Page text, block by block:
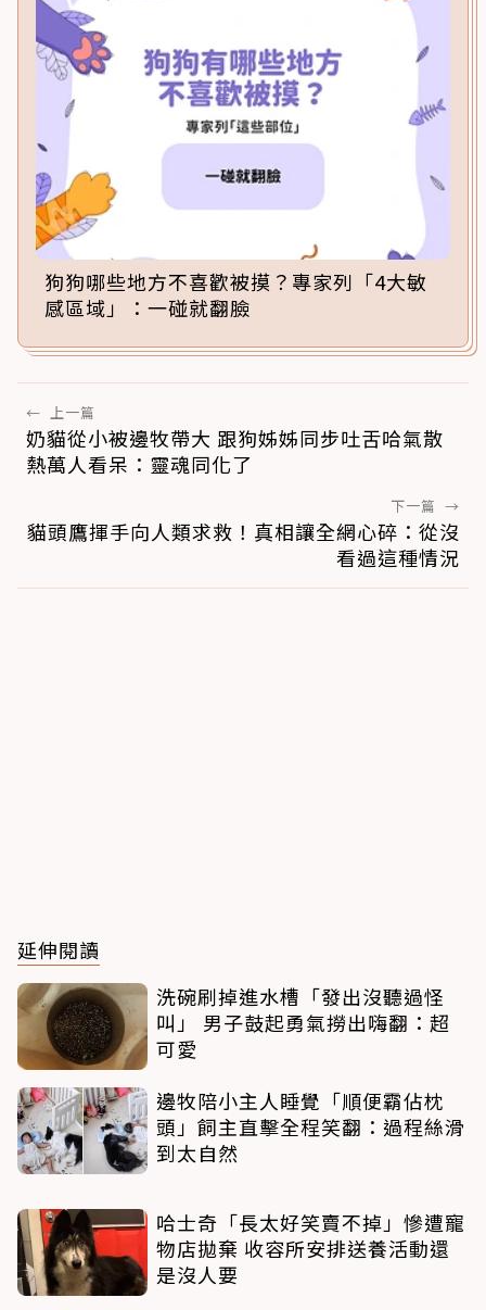
狗狗哪些地方不喜歡被摸？專家列「4大敏
感區域」：一碰就翻臉
← 上一篇
奶貓從小被邊牧帶大 跟狗姊姊同步吐舌哈氣散
熱萬人看呆：靈魂同化了
下一篇 →
貓頭鷹揮手向人類求救！真相讓全網心碎：從沒
看過這種情況
延伸閱讀
洗碗刷掉進水槽「發出沒聽過怪
叫」 男子鼓起勇氣撈出嗨翻：超
可愛
邊牧陪小主人睡覺「順便霸佔枕
頭」飼主直擊全程笑翻：過程絲滑
到太自然
哈士奇「長太好笑賣不掉」慘遭寵
物店拋棄 收容所安排送養活動還
是沒人要